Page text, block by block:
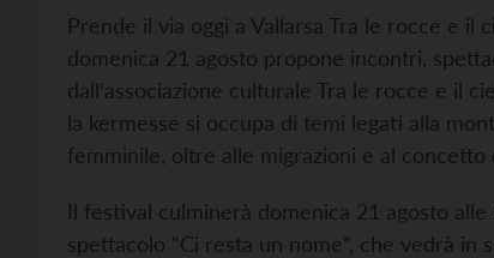
Prende il via oggi a Vallarsa Tra le rocce e
domenica 21 agosto propone incontri,
dall’associazione culturale Tra le rocce e il
la kermesse si occupa di temi legati alla
femminile, oltre alle migrazioni e al concetto
Il festival culminerà domenica 21 agosto
spettacolo “Ci resta un nome”, che vedrà